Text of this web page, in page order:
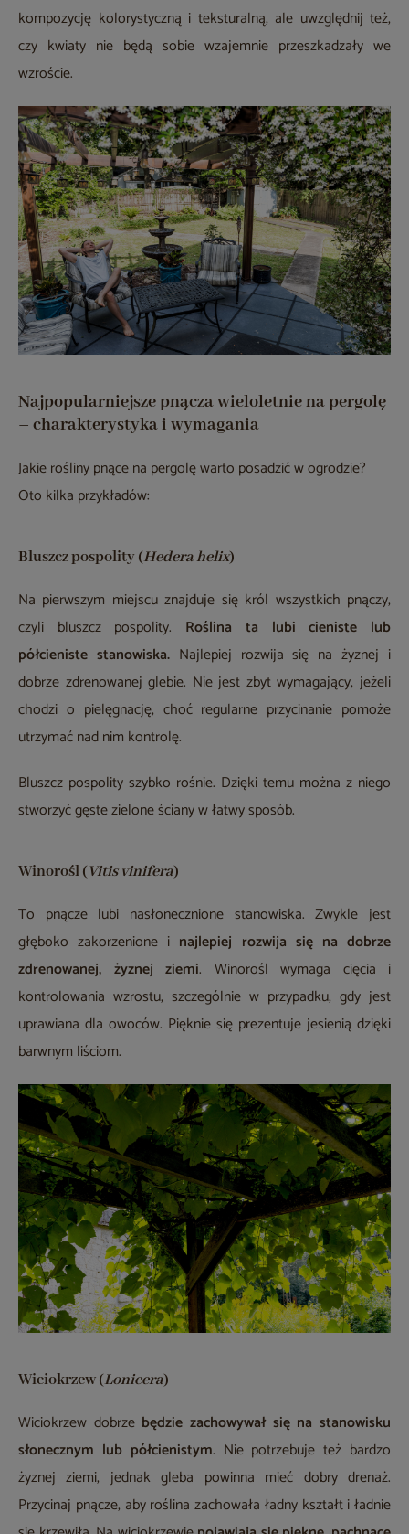
kompozycję kolorystyczną i teksturalną, ale uwzględnij też,
czy kwiaty nie będą sobie wzajemnie przeszkadzały we
wzroście.
Najpopularniejsze pnącza wieloletnie na pergolę
– charakterystyka i wymagania
Jakie rośliny pnące na pergolę warto posadzić w ogrodzie?
Oto kilka przykładów:
Bluszcz pospolity (Hedera helix)
Na pierwszym miejscu znajduje się król wszystkich pnączy,
czyli bluszcz pospolity. Roślina ta lubi cieniste lub
półcieniste stanowiska.Najlepiej rozwija się na żyznej i
dobrze zdrenowanej glebie. Nie jest zbyt wymagający, jeżeli
chodzi o pielęgnację, choć regularne przycinanie pomoże
utrzymać nad nim kontrolę.
Bluszcz pospolity szybko rośnie. Dzięki temu można z niego
stworzyć gęste zielone ściany w łatwy sposób.
Winorośl (Vitis vinifera)
To pnącze lubi nasłonecznione stanowiska. Zwykle jest
głęboko zakorzenione i najlepiej rozwija się na dobrze
zdrenowanej, żyznej ziemi. Winorośl wymaga cięcia i
kontrolowania wzrostu, szczególnie w przypadku, gdy jest
uprawiana dla owoców. Pięknie się prezentuje jesienią dzięki
barwnym liściom.
Wiciokrzew (Lonicera)
Wiciokrzew dobrze będzie zachowywał się na stanowisku
słonecznym lub półcienistym. Nie potrzebuje też bardzo
żyznej ziemi, jednak gleba powinna mieć dobry drenaż.
Przycinaj pnącze, aby roślina zachowała ładny kształt i ładnie